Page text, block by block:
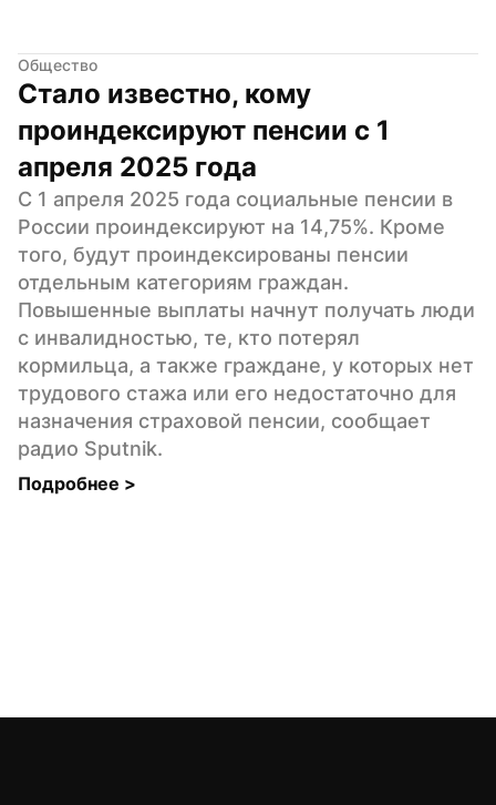
Общество
Стало известно, кому
проиндексируют пенсии с 1
апреля 2025 года
С 1 апреля 2025 года социальные пенсии в
России проиндексируют на 14,75%. Кроме
того, будут проиндексированы пенсии
отдельным категориям граждан.
Повышенные выплаты начнут получать люди
с инвалидностью, те, кто потерял
кормильца, а также граждане, у которых нет
трудового стажа или его недостаточно для
назначения страховой пенсии, сообщает
радио Sputnik.
Подробнее >